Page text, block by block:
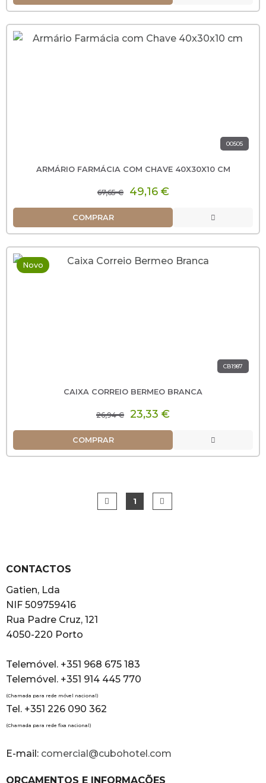
00505
ARMÁRIO FARMÁCIA COM CHAVE 40X30X10 CM
67,65 € 49,16 €
COMPRAR
Novo
CB1987
CAIXA CORREIO BERMEO BRANCA
26,94 € 23,33 €
COMPRAR
1
CONTACTOS
Gatien, Lda
NIF 509759416
Rua Padre Cruz, 121
4050-220 Porto
Telemóvel. +351 968 675 183
Telemóvel. +351 914 445 770
(Chamada para rede móvel nacional)
Tel. +351 226 090 362
(Chamada para rede fixa nacional)
E-mail: comercial@cubohotel.com
ORÇAMENTOS E INFORMAÇÕES